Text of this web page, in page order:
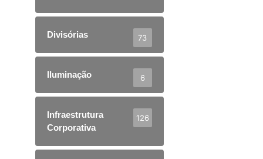
Divisórias 73
Iluminação 6
Infraestrutura
Corporativa
126